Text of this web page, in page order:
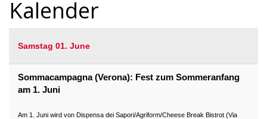
Kalender
Samstag 01. June
Sommacampagna (Verona): Fest zum Sommeranfang
am 1. Juni
Am 1. Juni wird von Dispensa dei Sapori/Agriform/Cheese Break Bistrot (Via